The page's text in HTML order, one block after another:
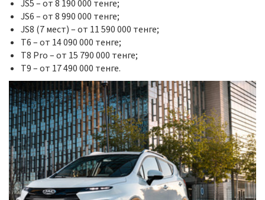
JS5 – от 8 190 000 тенге;
JS6 – от 8 990 000 тенге;
JS8 (7 мест) – от 11 590 000 тенге;
T6 – от 14 090 000 тенге;
T8 Pro – от 15 790 000 тенге;
T9 – от 17 490 000 тенге.